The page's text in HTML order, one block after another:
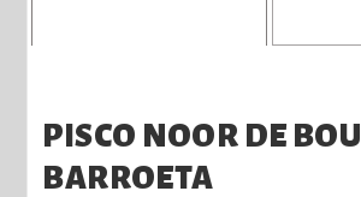
PISCO NOOR DE BOU
BARROETA